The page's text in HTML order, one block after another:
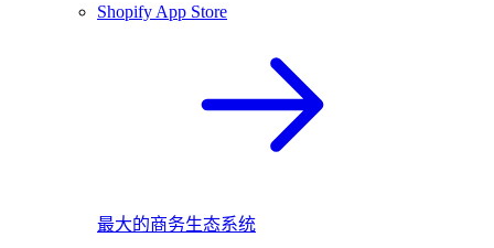
Shopify App Store
最大的商务生态系统